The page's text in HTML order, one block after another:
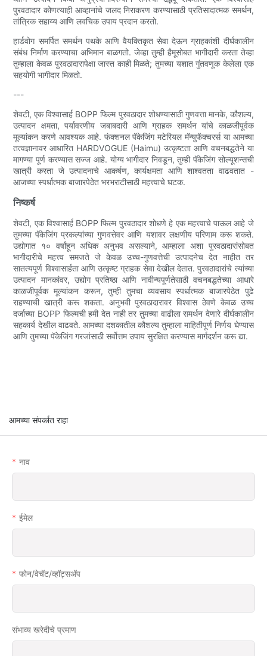
पुरवठादार कोणत्याही आव्हानांचे जलद निराकरण करण्यासाठी प्रतिसादात्मक समर्थन,
तांत्रिक सहाय्य आणि लवचिक उपाय प्रदान करतो.
हार्डवोग समर्पित समर्थन पथके आणि वैयक्तिकृत सेवा देऊन ग्राहकांशी दीर्घकालीन
संबंध निर्माण करण्याचा अभिमान बाळगतो. जेव्हा तुम्ही हैमूसोबत भागीदारी करता तेव्हा
तुम्हाला केवळ पुरवठादारापेक्षा जास्त काही मिळते; तुमच्या यशात गुंतवणूक केलेला एक
सहयोगी भागीदार मिळतो.
---
शेवटी, एक विश्वासार्ह BOPP फिल्म पुरवठादार शोधण्यासाठी गुणवत्ता मानके, कौशल्य,
उत्पादन क्षमता, पर्यावरणीय जबाबदारी आणि ग्राहक समर्थन यांचे काळजीपूर्वक
मूल्यांकन करणे आवश्यक आहे. फंक्शनल पॅकेजिंग मटेरियल मॅन्युफॅक्चरर्स या आमच्या
तत्वज्ञानावर आधारित HARDVOGUE (Haimu) उत्कृष्टता आणि वचनबद्धतेने या
मागण्या पूर्ण करण्यास सज्ज आहे. योग्य भागीदार निवडून, तुम्ही पॅकेजिंग सोल्यूशन्सची
खात्री करता जे उत्पादनाचे आकर्षण, कार्यक्षमता आणि शाश्वतता वाढवतात -
आजच्या स्पर्धात्मक बाजारपेठेत भरभराटीसाठी महत्त्वाचे घटक.
निष्कर्ष
शेवटी, एक विश्वासार्ह BOPP फिल्म पुरवठादार शोधणे हे एक महत्त्वाचे पाऊल आहे जे
तुमच्या पॅकेजिंग प्रकल्पांच्या गुणवत्तेवर आणि यशावर लक्षणीय परिणाम करू शकते.
उद्योगात १० वर्षांहून अधिक अनुभव असल्याने, आम्हाला अशा पुरवठादारांसोबत
भागीदारीचे महत्त्व समजते जे केवळ उच्च-गुणवत्तेची उत्पादनेच देत नाहीत तर
सातत्यपूर्ण विश्वासार्हता आणि उत्कृष्ट ग्राहक सेवा देखील देतात. पुरवठादारांचे त्यांच्या
उत्पादन मानकांवर, उद्योग प्रतिष्ठा आणि नावीन्यपूर्णतेसाठी वचनबद्धतेच्या आधारे
काळजीपूर्वक मूल्यांकन करून, तुम्ही तुमचा व्यवसाय स्पर्धात्मक बाजारपेठेत पुढे
राहण्याची खात्री करू शकता. अनुभवी पुरवठादारावर विश्वास ठेवणे केवळ उच्च
दर्जाच्या BOPP फिल्मची हमी देत ​​नाही तर तुमच्या वाढीला समर्थन देणारे दीर्घकालीन
सहकार्य देखील वाढवते. आमच्या दशकातील कौशल्य तुम्हाला माहितीपूर्ण निर्णय घेण्यास
आणि तुमच्या पॅकेजिंग गरजांसाठी सर्वोत्तम उपाय सुरक्षित करण्यास मार्गदर्शन करू द्या.
आमच्या संपर्कात राहा
नाव
ईमेल
फोन/वेचॅट/व्हॉट्सअ‍ॅप
संभाव्य खरेदीचे प्रमाण